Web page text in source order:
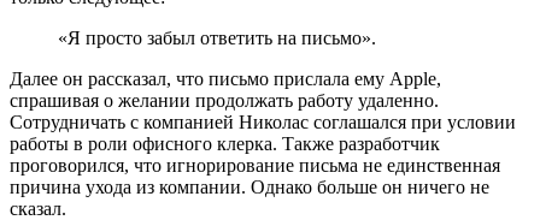
«Я просто забыл ответить на письмо».
Далее он рассказал, что письмо прислала ему Apple,
спрашивая о желании продолжать работу удаленно.
Сотрудничать с компанией Николас соглашался при условии
работы в роли офисного клерка. Также разработчик
проговорился, что игнорирование письма не единственная
причина ухода из компании. Однако больше он ничего не
сказал.